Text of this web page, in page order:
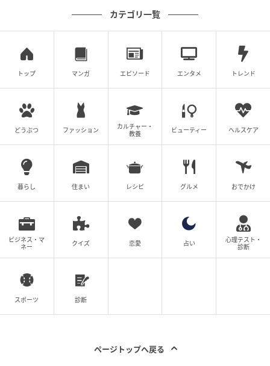
カテゴリ一覧
トップ マンガ エピソード エンタメ トレンド
どうぶつ ファッション
カルチャー・
教養
ビューティー ヘルスケア
暮らし 住まい レシピ グルメ おでかけ
ビジネス・マ
ネー
クイズ 恋愛 占い
心理テスト・
診断
スポーツ 診断
ページトップへ戻る